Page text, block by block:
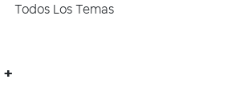
Todos Los Temas